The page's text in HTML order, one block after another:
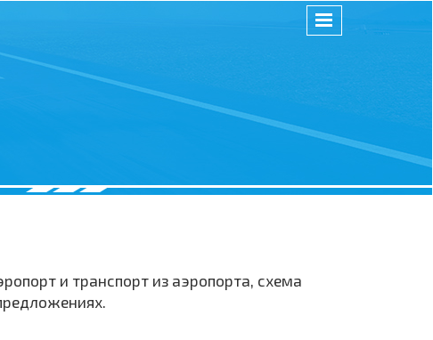
и транспорт из аэропорта, схема